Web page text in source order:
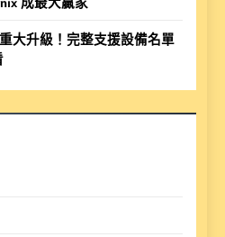
大升級！完整支援設備名單